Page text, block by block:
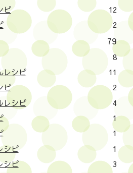
ピ
12
2
79
8
レシピ
11
ピ
2
レシピ
4
1
1
シピ
1
シピ
3